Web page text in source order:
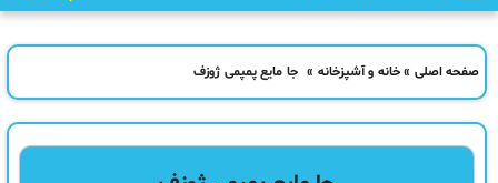
صفحه اصلی »خانه و آشپزخانه » جا مایع پمپمی ژوزف